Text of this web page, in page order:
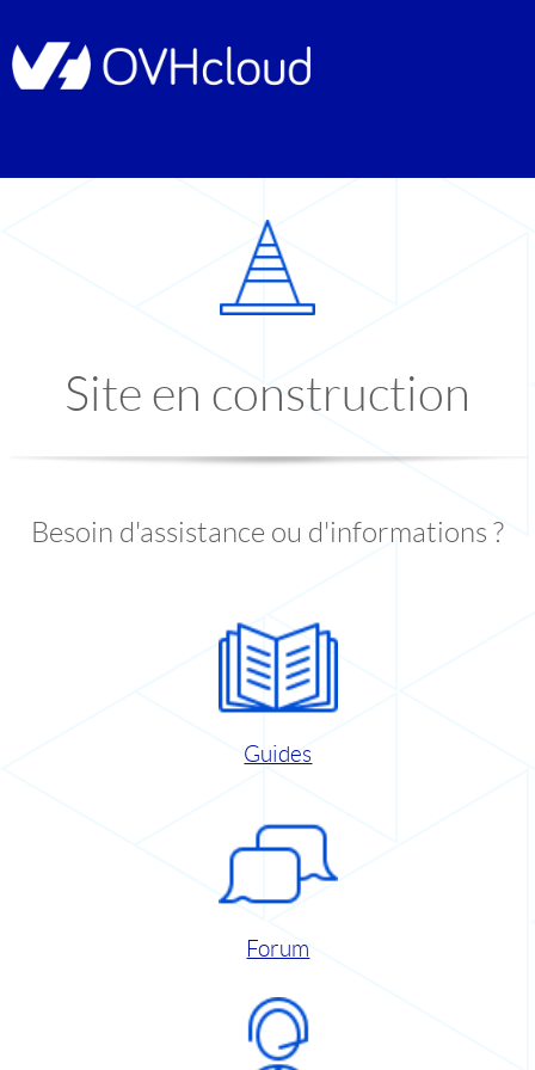
Site en construction
Besoin d'assistance ou d'informations ?
Guides
Forum